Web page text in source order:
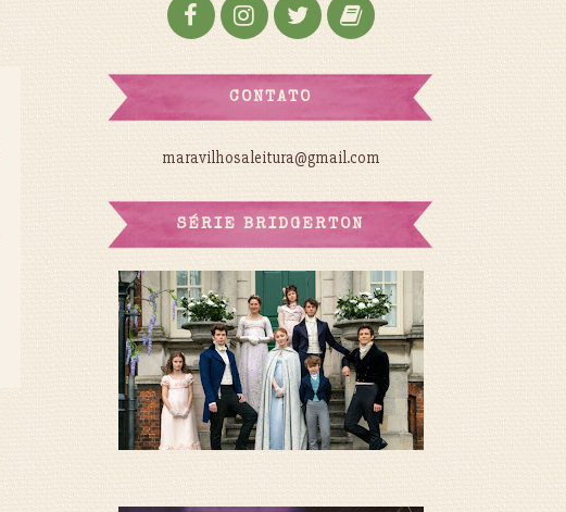
CONTATO
maravilhosaleitura@gmail.com
SÉRIE BRIDGERTON